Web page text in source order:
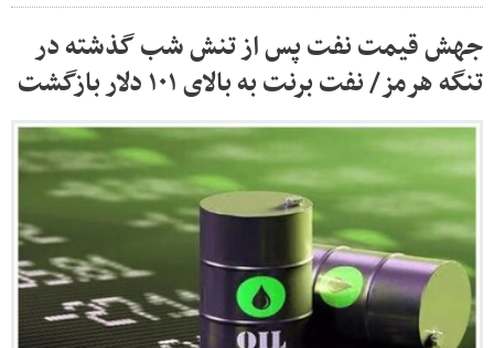
جهش قیمت نفت پس از تنش شب گذشته در
تنگه هرمز/ نفت برنت به بالای ۱۰۱ دلار بازگشت